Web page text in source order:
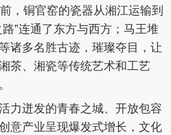
，铜官窑的瓷器从湘江运输到
”连通了东方与西方；马王堆
诸多名胜古迹，璀璨夺目，让
茶、湘瓷等传统艺术和工艺
力迸发的青春之城、开放包容
意产业呈现爆发式增长，文化